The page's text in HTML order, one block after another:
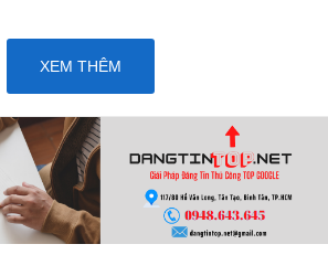
XEM THÊM